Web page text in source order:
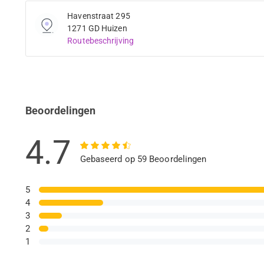
Havenstraat 295
1271 GD Huizen
Routebeschrijving
Beoordelingen
4.7 Gebaseerd op 59 Beoordelingen
5
4
3
2
1